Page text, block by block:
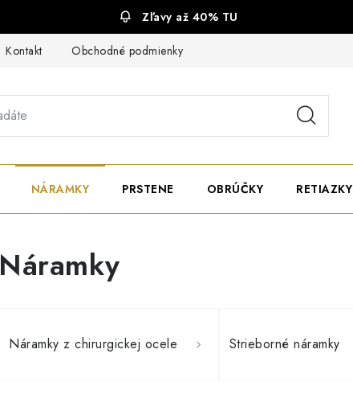
Zľavy až 40% TU
Kontakt Obchodné podmienky
NÁRAMKY PRSTENE OBRÚČKY RETIAZKY
Náramky
Náramky z chirurgickej ocele Strieborné náramky